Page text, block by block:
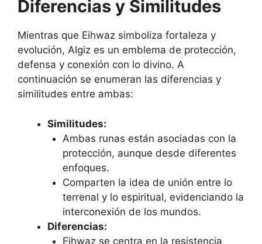
Diferencias y Similitudes
Mientras que Eihwaz simboliza fortaleza y
evolución, Algiz es un emblema de protección,
defensa y conexión con lo divino. A
continuación se enumeran las diferencias y
similitudes entre ambas:
Similitudes:
Ambas runas están asociadas con la
protección, aunque desde diferentes
enfoques.
Comparten la idea de unión entre lo
terrenal y lo espiritual, evidenciando la
interconexión de los mundos.
Diferencias:
Eihwaz se centra en la resistencia